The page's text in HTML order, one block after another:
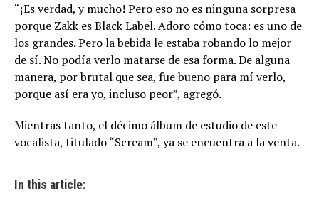
“¡Es verdad, y mucho! Pero eso no es ninguna sorpresa
porque Zakk es Black Label. Adoro cómo toca: es uno de
los grandes. Pero la bebida le estaba robando lo mejor
de sí. No podía verlo matarse de esa forma. De alguna
manera, por brutal que sea, fue bueno para mí verlo,
porque así era yo, incluso peor”, agregó.
Mientras tanto, el décimo álbum de estudio de este
vocalista, titulado “Scream”, ya se encuentra a la venta.
In this article: